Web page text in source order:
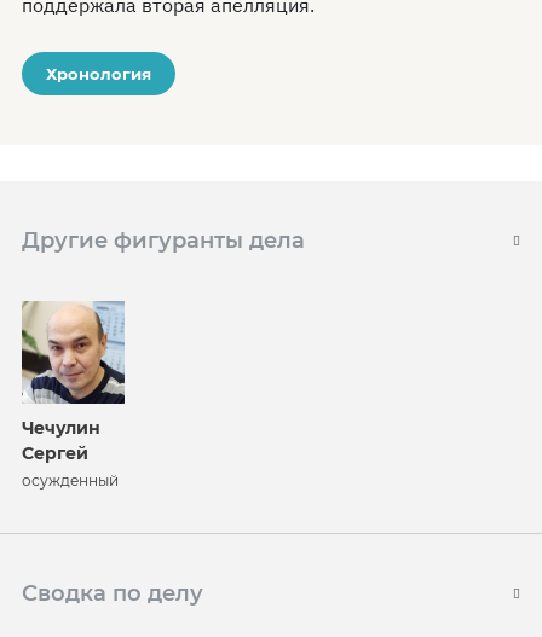
поддержала вторая апелляция.
Хронология
Другие фигуранты дела
Чечулин
Сергей
осужденный
Сводка по делу